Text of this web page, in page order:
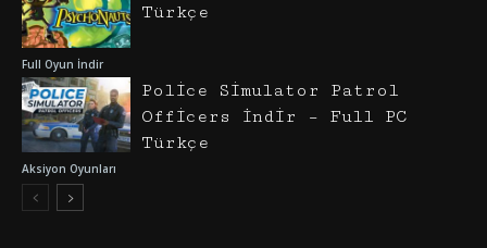
Full Oyun İndir
Türkçe
Aksiyon Oyunları
Police Simulator Patrol
Officers İndir – Full PC
Türkçe